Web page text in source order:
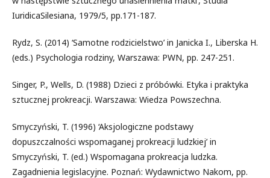
IuridicaSilesiana, 1979/5, pp.171-187.
Rydz, S. (2014) ‘Samotne rodzicielstwo’ in Janicka I., Liberska H.
(eds.) Psychologia rodziny, Warszawa: PWN, pp. 247-251.
Singer, P., Wells, D. (1988) Dzieci z próbówki. Etyka i praktyka
sztucznej prokreacji. Warszawa: Wiedza Powszechna.
Smyczyński, T. (1996) ‘Aksjologiczne podstawy
dopuszczalności wspomaganej prokreacji ludzkiej’ in
Smyczyński, T. (ed.) Wspomagana prokreacja ludzka.
Zagadnienia legislacyjne. Poznań: Wydawnictwo Nakom, pp.